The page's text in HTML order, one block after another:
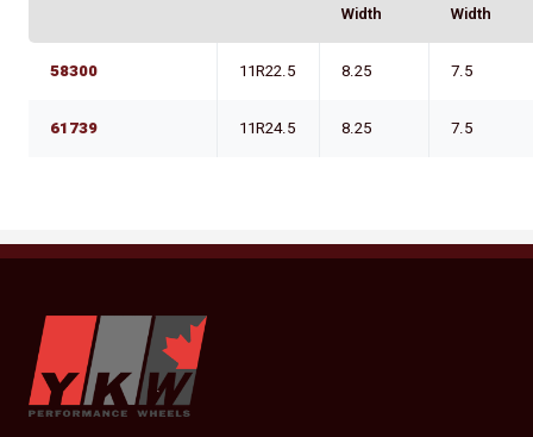
Width
Width
58300 11R22.5 8.25 7.5
61739 11R24.5 8.25 7.5
YKW Wheels